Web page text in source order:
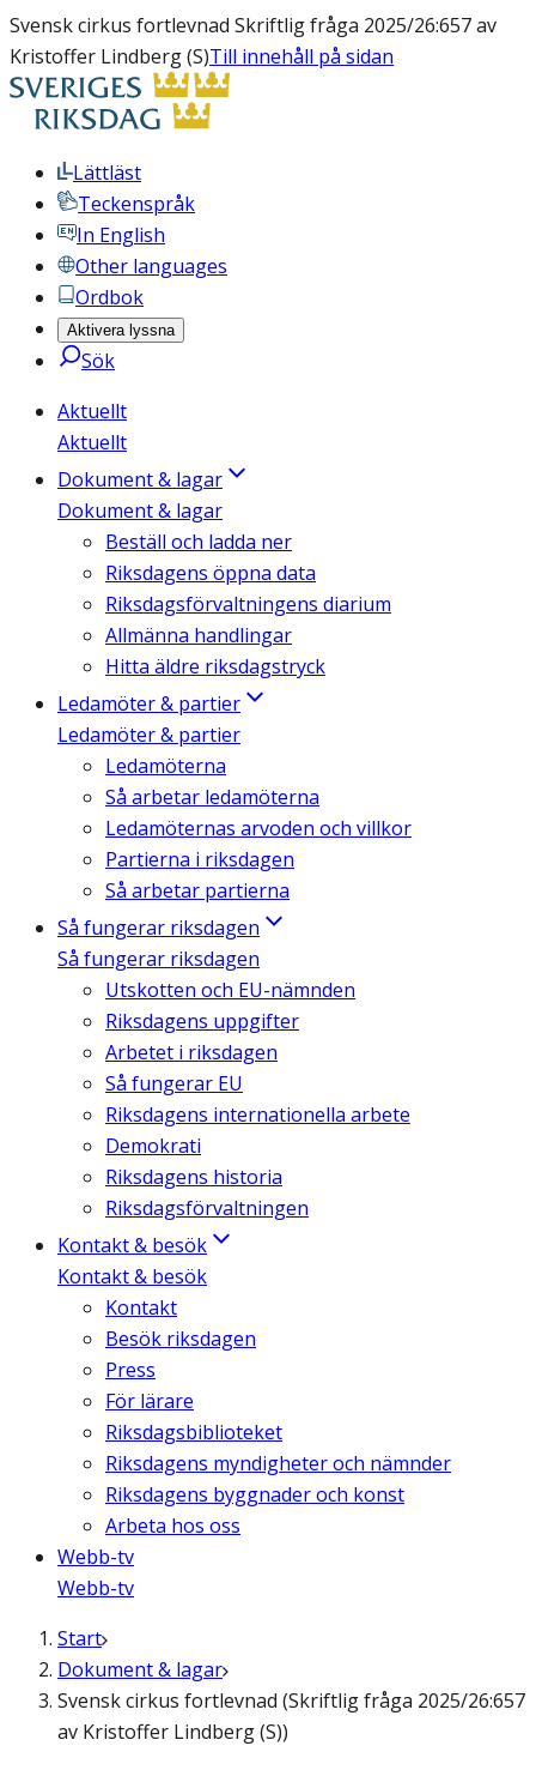
Svensk cirkus fortlevnad Skriftlig fråga 2025/26:657 av
Kristoffer Lindberg (S)Till innehåll på sidan
Lättläst
Teckenspråk
In English
Other languages
Ordbok
Aktivera lyssna
Sök
Aktuellt
Aktuellt
Dokument & lagar
Dokument & lagar
Beställ och ladda ner
Riksdagens öppna data
Riksdagsförvaltningens diarium
Allmänna handlingar
Hitta äldre riksdagstryck
Ledamöter & partier
Ledamöter & partier
Ledamöterna
Så arbetar ledamöterna
Ledamöternas arvoden och villkor
Partierna i riksdagen
Så arbetar partierna
Så fungerar riksdagen
Så fungerar riksdagen
Utskotten och EU-nämnden
Riksdagens uppgifter
Arbetet i riksdagen
Så fungerar EU
Riksdagens internationella arbete
Demokrati
Riksdagens historia
Riksdagsförvaltningen
Kontakt & besök
Kontakt & besök
Kontakt
Besök riksdagen
Press
För lärare
Riksdagsbiblioteket
Riksdagens myndigheter och nämnder
Riksdagens byggnader och konst
Arbeta hos oss
Webb-tv
Webb-tv
Start
Dokument & lagar
Svensk cirkus fortlevnad (Skriftlig fråga 2025/26:657
av Kristoffer Lindberg (S))